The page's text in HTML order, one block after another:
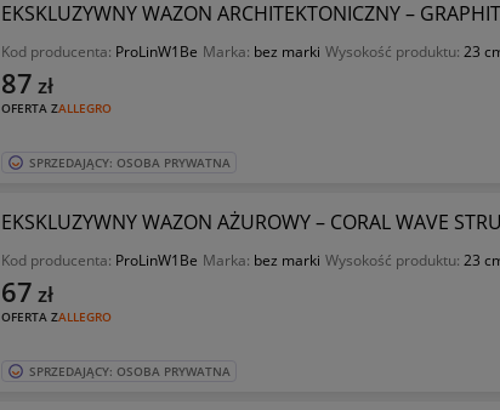
EKSKLUZYWNY WAZON ARCHITEKTONICZNY –
Kod producenta: ProLinW1Be Marka: bez marki Wysokość produktu: 23
OFERTA ZALLEGRO
87 zł
SPRZEDAJĄCY: OSOBA PRYWATNA
EKSKLUZYWNY WAZON AŻUROWY – CORAL WAVE
Kod producenta: ProLinW1Be Marka: bez marki Wysokość produktu: 23
OFERTA ZALLEGRO
67 zł
SPRZEDAJĄCY: OSOBA PRYWATNA